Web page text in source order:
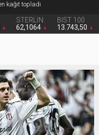
STERLİN
62,1064
BIST 100
13.743,50